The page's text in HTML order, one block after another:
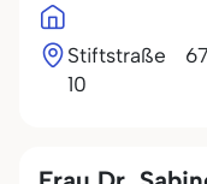
Stiftstraße
10